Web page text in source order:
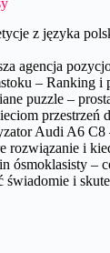
z języka
agencja
– Ranking i
puzzle –
przestrzeń
Audi A6 C8
rozwiązanie i
ósmoklasisty –
świadomie i